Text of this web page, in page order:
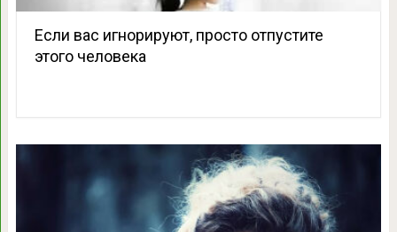
Если вас игнорируют, просто отпустите
этого человека